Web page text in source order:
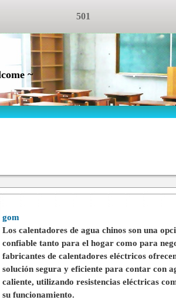
~
gom
Los calentadores de agua chinos son una
confiable tanto para el hogar como para
fabricantes de calentadores eléctricos
solución segura y eficiente para contar con
caliente, utilizando resistencias eléctricas
su funcionamiento.
501